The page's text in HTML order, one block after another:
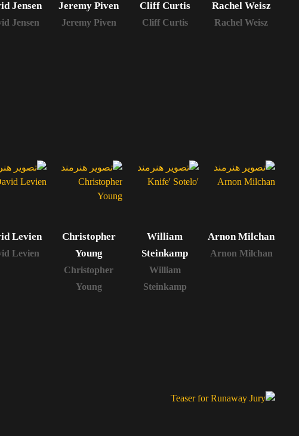
Rachel Weisz
Rachel Weisz
Cliff Curtis
Cliff Curtis
Jeremy Piven
Jeremy Piven
Jensen
Jensen
Arnon Milchan
Arnon Milchan
William
Steinkamp
William
Steinkamp
Christopher
Young
Christopher
Young
Levien
Levien